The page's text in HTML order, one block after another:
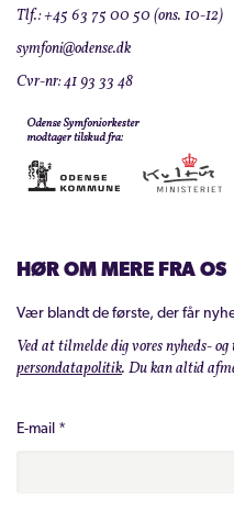
Tlf.: +45 63 75 00 50 (ons. 10-12)
symfoni@odense.dk
Cvr-nr: 41 93 33 48
HØR OM MERE FRA OS
Vær blandt de første, der får
Ved at tilmelde dig vores nyheds-
persondatapolitik. Du kan altid
E-mail *